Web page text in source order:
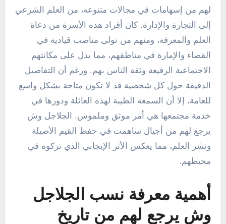
لهم من إسهامات في مجالات متنوعة، من العلم الشرعي
إلى التجارة والإدارة. كان أفراد هذه الأسرة من دعاة
العلم والمعرفة، ومنهم من تولى مناصب قيادية في
القضاء والإمارة في مناطقهم، مما يدل على مكانتهم
الاجتماعية الرفيعة وثقة الناس بهم. ورغم أن التفاصيل
الدقيقة حول كل شخصية قد لا تكون متاحة بشكل واسع
للعامة، إلا أن السمعة الطيبة لهذه العائلة ودورها في
خدمة مجتمعها هي أمر موثق وملموس. الجلاجل وش
يرجع لهم من أجيال ساهمت في حفظ القيم الأصيلة
ونشر العلم، مما يعكس الأثر الإيجابي الذي تركوه في
محيطهم.
أهمية معرفة نسب الجلاجل
وش يرجع لهم من تاريخ